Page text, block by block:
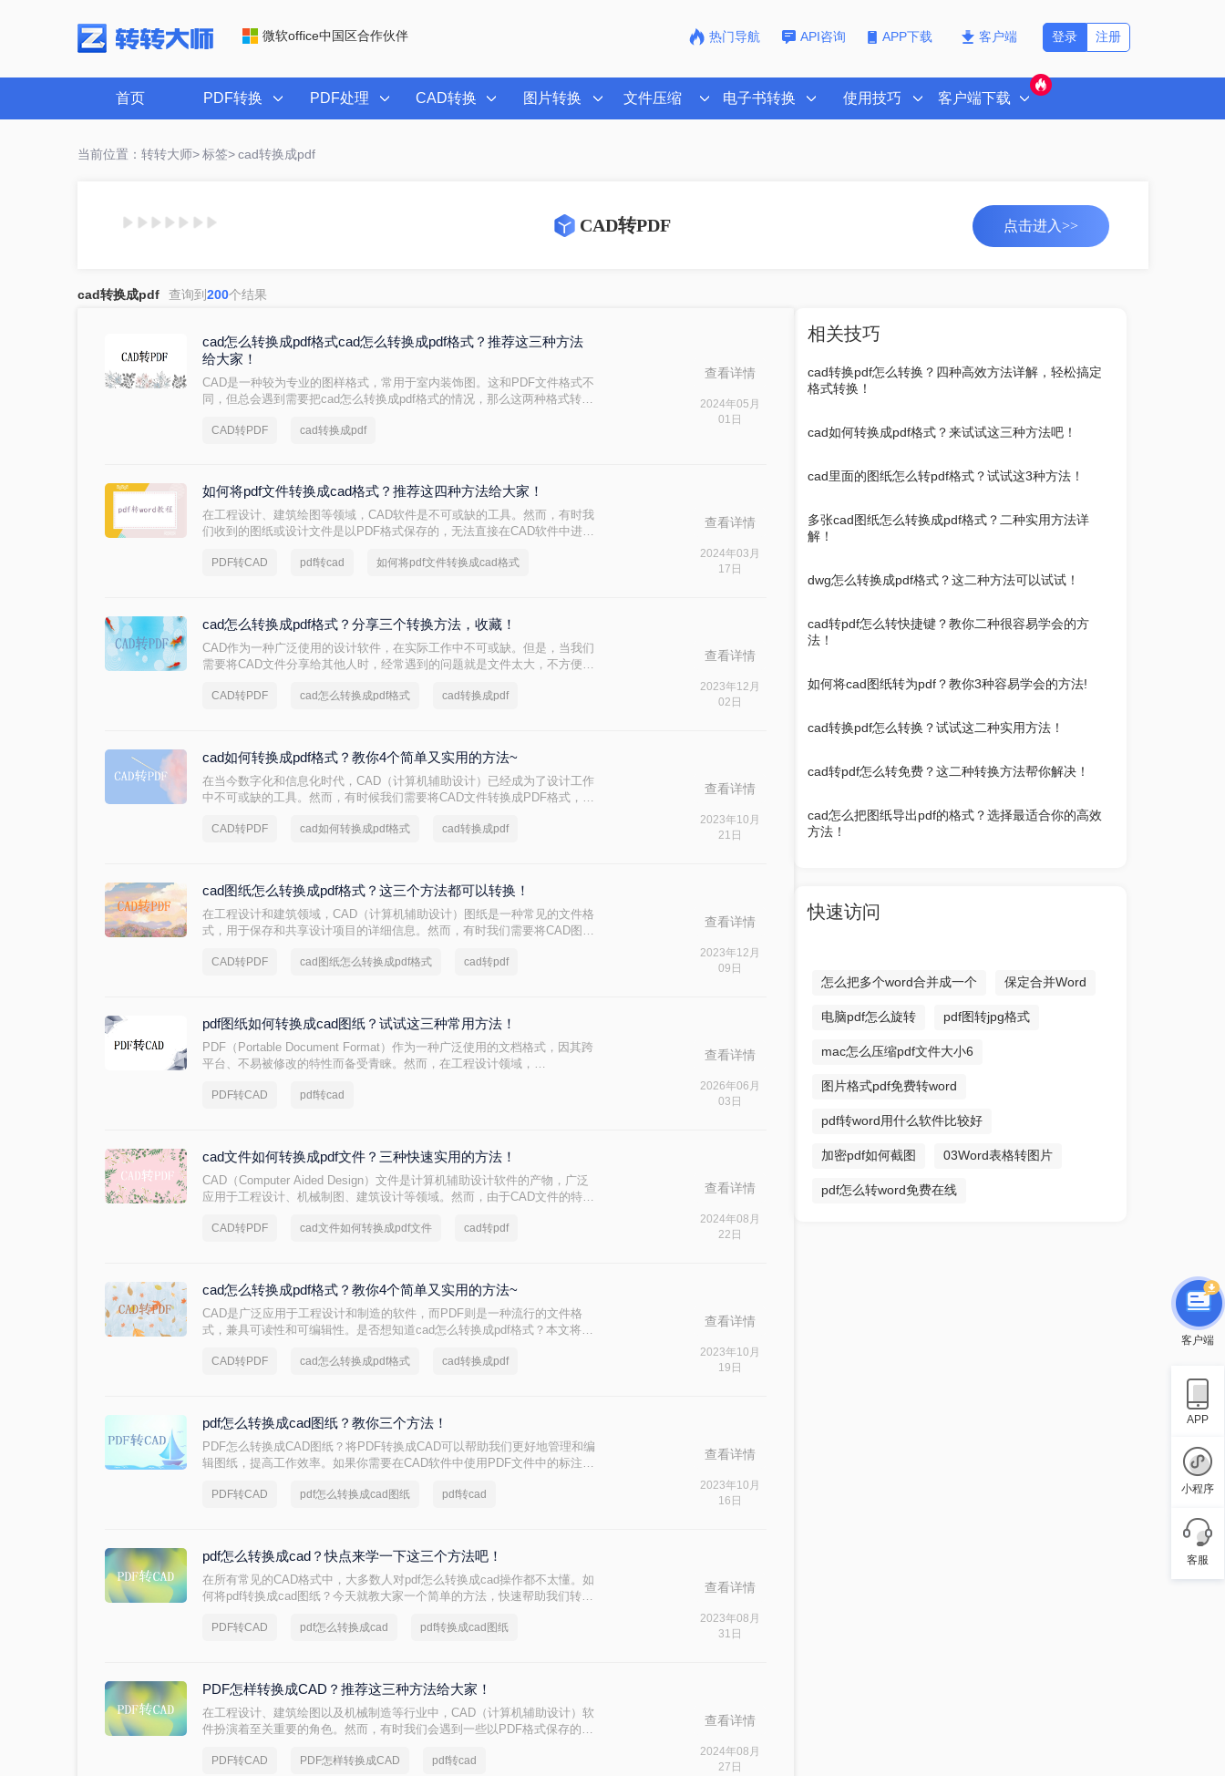
微软office中国区合作伙伴 热门导航 API咨询 APP下载 客户端 注册
登录
首页 PDF转换 PDF处理 CAD转换 图片转换 文件压缩 电子书转换 使用技巧 客户端下载
当前位置：转转大师> 标签> cad转换成pdf
CAD转PDF 点击进入>>
cad转换成pdf 查询到 200个结果
cad怎么转换成pdf格式cad怎么转换成pdf格式？推荐这三种方法
给大家！
CAD是一种较为专业的图样格式，常用于室内装饰图。这和PDF文件格式不
同，但总会遇到需要把cad怎么转换成pdf格式的情况，那么这两种格式转换
助！
CAD转PDF cad转换成pdf
查看详情
2024年05月
01日
如何将pdf文件转换成cad格式？推荐这四种方法给大家！
在工程设计、建筑绘图等领域，CAD软件是不可或缺的工具。然而，有时我
们收到的图纸或设计文件是以PDF格式保存的，无法直接在CAD软件中进行
的需求。那么如何将pdf文件转换成cad格式呢？本文将介绍四种将PDF文件
PDF转CAD pdf转cad 如何将pdf文件转换成cad格式
查看详情
2024年03月
17日
cad怎么转换成pdf格式？分享三个转换方法，收藏！
CAD作为一种广泛使用的设计软件，在实际工作中不可或缺。但是，当我们
需要将CAD文件分享给其他人时，经常遇到的问题就是文件太大，不方便传
文章中，我们将为你详细介绍cad怎么转换成pdf格式方法。
CAD转PDF cad怎么转换成pdf格式 cad转换成pdf
查看详情
2023年12月
02日
cad如何转换成pdf格式？教你4个简单又实用的方法~
在当今数字化和信息化时代，CAD（计算机辅助设计）已经成为了设计工作
中不可或缺的工具。然而，有时候我们需要将CAD文件转换成PDF格式，以
们实现CAD转PDF呢？下面，本文将为您介绍几种cad如何转换成pdf格式方
CAD转PDF cad如何转换成pdf格式 cad转换成pdf
查看详情
2023年10月
21日
cad图纸怎么转换成pdf格式？这三个方法都可以转换！
在工程设计和建筑领域，CAD（计算机辅助设计）图纸是一种常见的文件格
式，用于保存和共享设计项目的详细信息。然而，有时我们需要将CAD图纸
换成pdf格式的几种方法。
CAD转PDF cad图纸怎么转换成pdf格式 cad转pdf
查看详情
2023年12月
09日
pdf图纸如何转换成cad图纸？试试这三种常用方法！
PDF（Portable Document Format）作为一种广泛使用的文档格式，因其跨
平台、不易被修改的特性而备受青睐。然而，在工程设计领域，
准。因此，将PDF图纸转换成CAD图纸成为许多设计师和工程师的常见需
PDF转CAD pdf转cad
查看详情
2026年06月
03日
cad文件如何转换成pdf文件？三种快速实用的方法！
CAD（Computer Aided Design）文件是计算机辅助设计软件的产物，广泛
应用于工程设计、机械制图、建筑设计等领域。然而，由于CAD文件的特殊
格式是一种有效的解决方案，因为PDF文件具有广泛的兼容性和良好的排版
CAD转PDF cad文件如何转换成pdf文件 cad转pdf
查看详情
2024年08月
22日
cad怎么转换成pdf格式？教你4个简单又实用的方法~
CAD是广泛应用于工程设计和制造的软件，而PDF则是一种流行的文件格
式，兼具可读性和可编辑性。是否想知道cad怎么转换成pdf格式？本文将为
CAD转PDF cad怎么转换成pdf格式 cad转换成pdf
查看详情
2023年10月
19日
pdf怎么转换成cad图纸？教你三个方法！
PDF怎么转换成CAD图纸？将PDF转换成CAD可以帮助我们更好地管理和编
辑图纸，提高工作效率。如果你需要在CAD软件中使用PDF文件中的标注和
么方法可以实现。下面就给大家介绍三种方法。
PDF转CAD pdf怎么转换成cad图纸 pdf转cad
查看详情
2023年10月
16日
pdf怎么转换成cad？快点来学一下这三个方法吧！
在所有常见的CAD格式中，大多数人对pdf怎么转换成cad操作都不太懂。如
何将pdf转换成cad图纸？今天就教大家一个简单的方法，快速帮助我们转换
PDF转CAD pdf怎么转换成cad pdf转换成cad图纸
查看详情
2023年08月
31日
PDF怎样转换成CAD？推荐这三种方法给大家！
在工程设计、建筑绘图以及机械制造等行业中，CAD（计算机辅助设计）软
件扮演着至关重要的角色。然而，有时我们会遇到一些以PDF格式保存的图
PDF转换成CAD格式成为了一个常见的需求。那么PDF怎样转换成CAD呢？
PDF转CAD PDF怎样转换成CAD pdf转cad
查看详情
2024年08月
27日
相关技巧
cad转换pdf怎么转换？四种高效方法详解，轻松搞定
格式转换！
cad如何转换成pdf格式？来试试这三种方法吧！
cad里面的图纸怎么转pdf格式？试试这3种方法！
多张cad图纸怎么转换成pdf格式？二种实用方法详
解！
dwg怎么转换成pdf格式？这二种方法可以试试！
cad转pdf怎么转快捷键？教你二种很容易学会的方
法！
如何将cad图纸转为pdf？教你3种容易学会的方法!
cad转换pdf怎么转换？试试这二种实用方法！
cad转pdf怎么转免费？这二种转换方法帮你解决！
cad怎么把图纸导出pdf的格式？选择最适合你的高效
方法！
快速访问
怎么把多个word合并成一个 保定合并Word
电脑pdf怎么旋转 pdf图转jpg格式
mac怎么压缩pdf文件大小6
图片格式pdf免费转word
pdf转word用什么软件比较好
加密pdf如何截图 03Word表格转图片
pdf怎么转word免费在线
客户端
APP
小程序
客服